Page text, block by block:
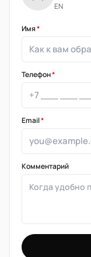
EN
Имя*
Телефон*
Email*
Комментарий